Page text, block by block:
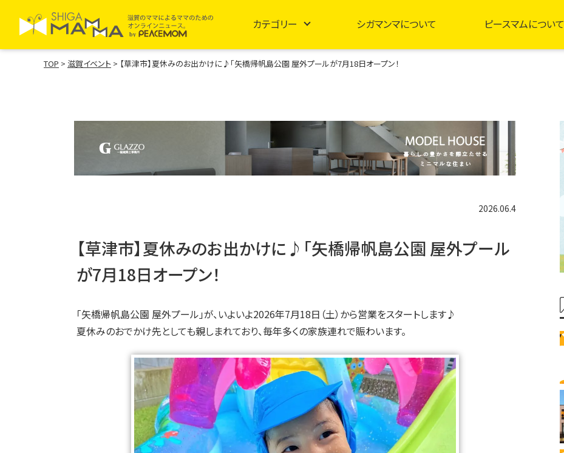
カテゴリー シガマンマについて ピースマムについて
TOP > 滋賀イベント > 【草津市】夏休みのお出かけに♪「矢橋帰帆島公園 屋外プールが7月18日オープン！
2026.06.4
【草津市】夏休みのお出かけに♪「矢橋帰帆島公園 屋外プール
が7月18日オープン！
「矢橋帰帆島公園 屋外プール」が、いよいよ2026年7月18日（土）から営業をスタートします♪
夏休みのおでかけ先としても親しまれており、毎年多くの家族連れで賑わいます。